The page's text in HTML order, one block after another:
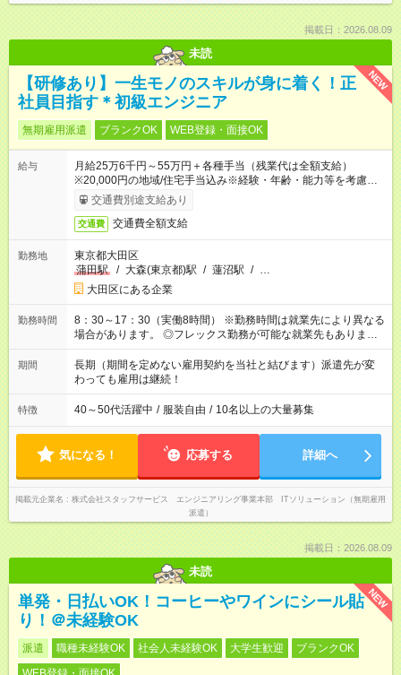
掲載日：2026.08.09
未読
NEW
【研修あり】一生モノのスキルが身に着く！正
社員目指す＊初級エンジニア
無期雇用派遣 ブランクOK WEB登録・面接OK
給与
月給25万6千円～55万円＋各種手当（残業代は全額支給）
※20,000円の地域/住宅手当込み※経験・年齢・能力等を考慮し
て加給・優遇します。★同一就業先で1年以上継続したら月1万
円の継続手当支給
交通費別途支給あり
交通費 交通費全額支給
勤務地
東京都大田区
蒲田駅
/ 大森(東京都)駅 / 蓮沼駅 / …
大田区にある企業
勤務時間
8：30～17：30（実働8時間） ※勤務時間は就業先により異なる
場合があります。 ◎フレックス勤務が可能な就業先もありま
す。 ◎今よりもさらに働きやすい環境をつくるべく、 働き方
改革に全社をあげて取り組んでいます。
期間
長期（期間を定めない雇用契約を当社と結びます）派遣先が変
わっても雇用は継続！
特徴 40～50代活躍中 / 服装自由 / 10名以上の大量募集
気になる！ 応募する 詳細へ
掲載元企業名
株式会社スタッフサービス エンジニアリング事業本部 ITソリューション（無期雇用
派遣）
掲載日：2026.08.09
未読
NEW
単発・日払いOK！コーヒーやワインにシール貼
り！＠未経験OK
派遣 職種未経験OK 社会人未経験OK 大学生歓迎
ブランクOK